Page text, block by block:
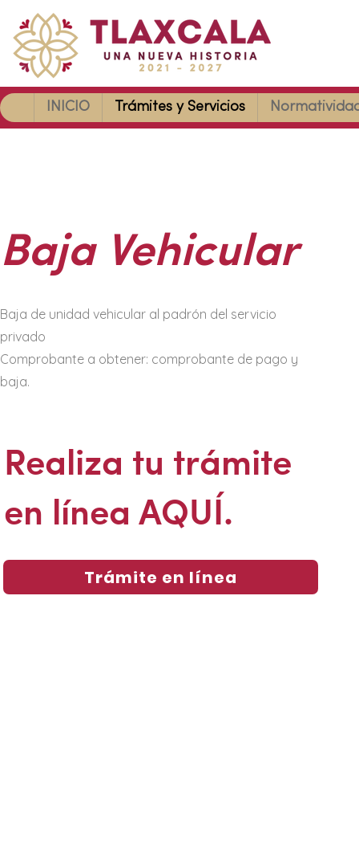
INICIO Trámites y Servicios
Baja Vehicular
Baja de unidad vehicular al padrón del servicio
privado
Comprobante a obtener: comprobante de pago y
baja.
Realiza tu trámite
en línea AQUÍ.
Trámite en línea